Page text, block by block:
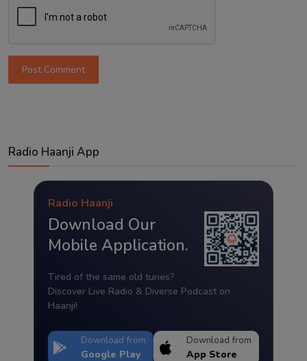
Post Comment
Radio Haanji App
Radio Haanji
Download Our
Mobile Application.
Tired of the same old tunes?
Discover Live Radio & Diverse Podcast on
Haanji!
Download from
Google Play
Download from
App Store